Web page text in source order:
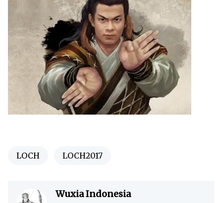
LOCH LOCH2017
Wuxia Indonesia